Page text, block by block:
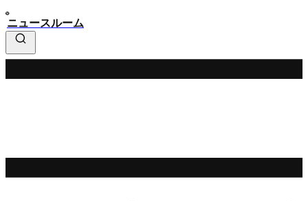
ニュースルーム